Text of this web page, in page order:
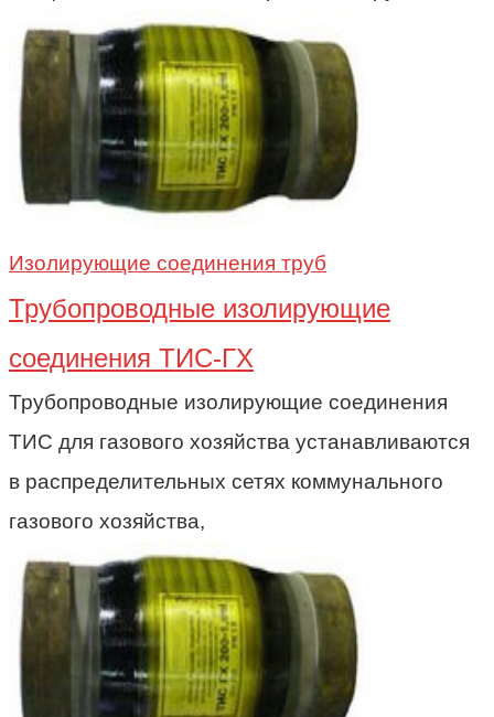
Изолирующие соединения труб
Трубопроводные изолирующие
соединения ТИС-ГХ
Трубопроводные изолирующие соединения
ТИС для газового хозяйства устанавливаются
в распределительных сетях коммунального
газового хозяйства,